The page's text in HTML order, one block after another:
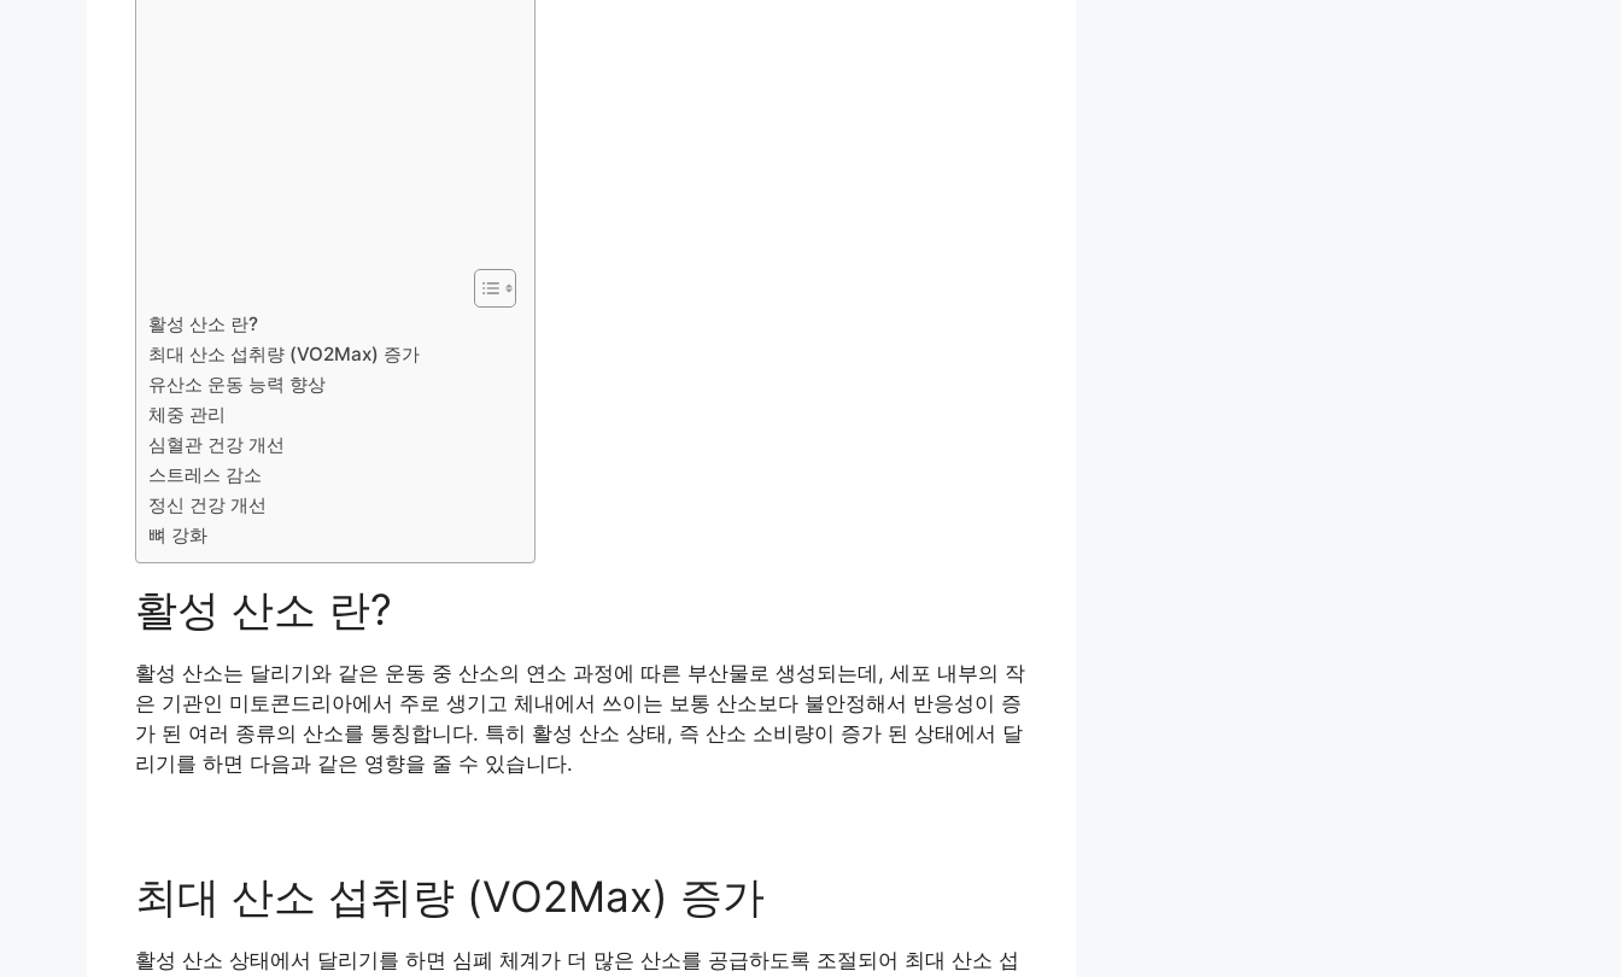
활성 산소 란?
최대 산소 섭취량 (VO2Max) 증가
유산소 운동 능력 향상
체중 관리
심혈관 건강 개선
스트레스 감소
정신 건강 개선
뼈 강화
활성 산소 란?
활성 산소는 달리기와 같은 운동 중 산소의 연소 과정에 따른 부산물로 생성되는데, 세포 내부의 작
은 기관인 미토콘드리아에서 주로 생기고 체내에서 쓰이는 보통 산소보다 불안정해서 반응성이 증
가 된 여러 종류의 산소를 통칭합니다. 특히 활성 산소 상태, 즉 산소 소비량이 증가 된 상태에서 달
리기를 하면 다음과 같은 영향을 줄 수 있습니다.
최대 산소 섭취량 (VO2Max) 증가
활성 산소 상태에서 달리기를 하면 심폐 체계가 더 많은 산소를 공급하도록 조절되어 최대 산소 섭